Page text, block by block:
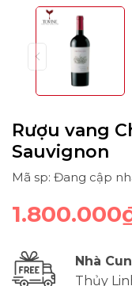
Rượu vang
Sauvignon
Mã sp: Đang cập
Nhà
Thủy